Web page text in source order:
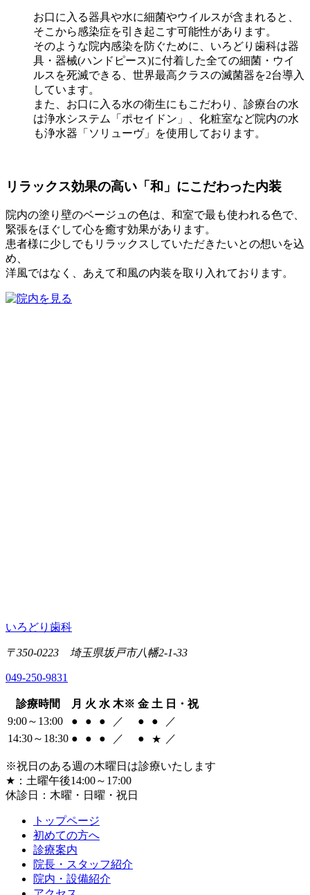
お口に入る器具や水に細菌やウイルスが含まれると、
そこから感染症を引き起こす可能性があります。
そのような院内感染を防ぐために、いろどり歯科は器
具・器械(ハンドピース)に付着した全ての細菌・ウイ
ルスを死滅できる
、世界最高クラスの滅菌器を2台導入
しています。
また、お口に入る水の衛生にもこだわり、診療台の水
は浄水システム「 ポセイドン 」、化粧室など院内の水
も浄水器「 ソリューヴ」を使用しております。
リラックス効果の高い「和」にこだわった内装
院内の塗り壁のベージュの色は、和室で最も使われる色で、
緊張をほぐして心を癒す効果があります。
患者様に少しでもリラックスしていただきたいとの想いを込
め、
洋風ではなく、あえて和風の内装を取り入れております。
いろどり歯科
〒350-0223 埼玉県坂戸市八幡2-1-33
049-250-9831
診療時間 月 火 水 木※ 金 土 日・祝
9:00～13:00
● ● ● ／ ● ●
／
14:30～18:30 ● ● ● ／ ● ★ ／
※祝日のある週の木曜日は診療いたします
★ ：土曜午後14:00～17:00
休診日：木曜・日曜・祝日
トップページ
初めての方へ
診療案内
院長・スタッフ紹介
院内・設備紹介